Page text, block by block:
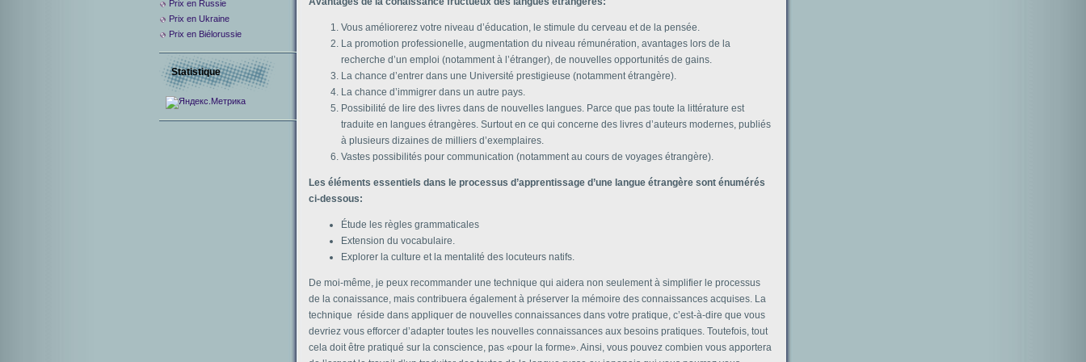
Vous améliorerez votre niveau d’éducation, le stimule du cerveau et de la pensée.
La promotion professionelle, augmentation du niveau rémunération, avantages lors de la
recherche d’un emploi (notamment à l’étranger), de nouvelles opportunités de gains.
La chance d’entrer dans une Université prestigieuse (notamment étrangère).
La chance d’immigrer dans un autre pays.
Possibilité de lire des livres dans de nouvelles langues. Parce que pas toute la littérature est
traduite en langues étrangères. Surtout en ce qui concerne des livres d’auteurs modernes, publiés
à plusieurs dizaines de milliers d’exemplaires.
Vastes possibilités pour communication (notamment au cours de voyages étrangère).
Les éléments essentiels dans le processus d’apprentissage d’une langue étrangère sont énumérés
ci-dessous:
Étude les règles grammaticales
Extension du vocabulaire.
Explorer la culture et la mentalité des locuteurs natifs.
De moi-même, je peux recommander une technique qui aidera non seulement à simplifier le processus
de la conaissance, mais contribuera également à préserver la mémoire des connaissances acquises. La
technique réside dans appliquer de nouvelles connaissances dans votre pratique, c’est-à-dire que vous
devriez vous efforcer d’adapter toutes les nouvelles connaissances aux besoins pratiques. Toutefois, tout
cela doit être pratiqué sur la conscience, pas «pour la forme». Ainsi, vous pouvez combien vous apportera
Prix ​​en Russie
Prix en Ukraine
Prix en Biélorussie
Statistique